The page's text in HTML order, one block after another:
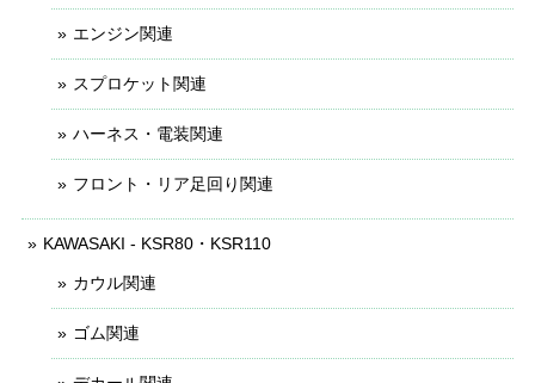
エンジン関連
スプロケット関連
ハーネス・電装関連
フロント・リア足回り関連
KAWASAKI - KSR80・KSR110
カウル関連
ゴム関連